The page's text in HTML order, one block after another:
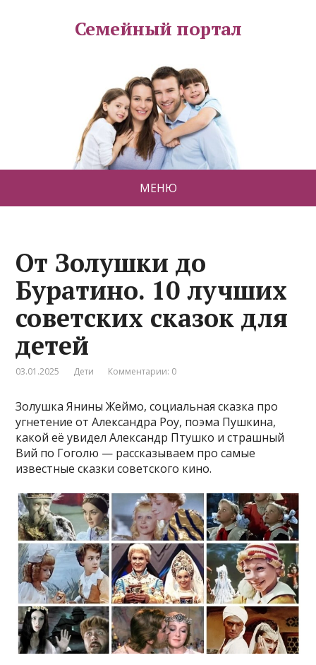
Семейный портал
МЕНЮ
От Золушки до
Буратино. 10 лучших
советских сказок для
детей
03.01.2025 Дети Комментарии: 0
Золушка Янины Жеймо, социальная сказка про
угнетение от Александра Роу, поэма Пушкина,
какой её увидел Александр Птушко и страшный
Вий по Гоголю — рассказываем про самые
известные сказки советского кино.